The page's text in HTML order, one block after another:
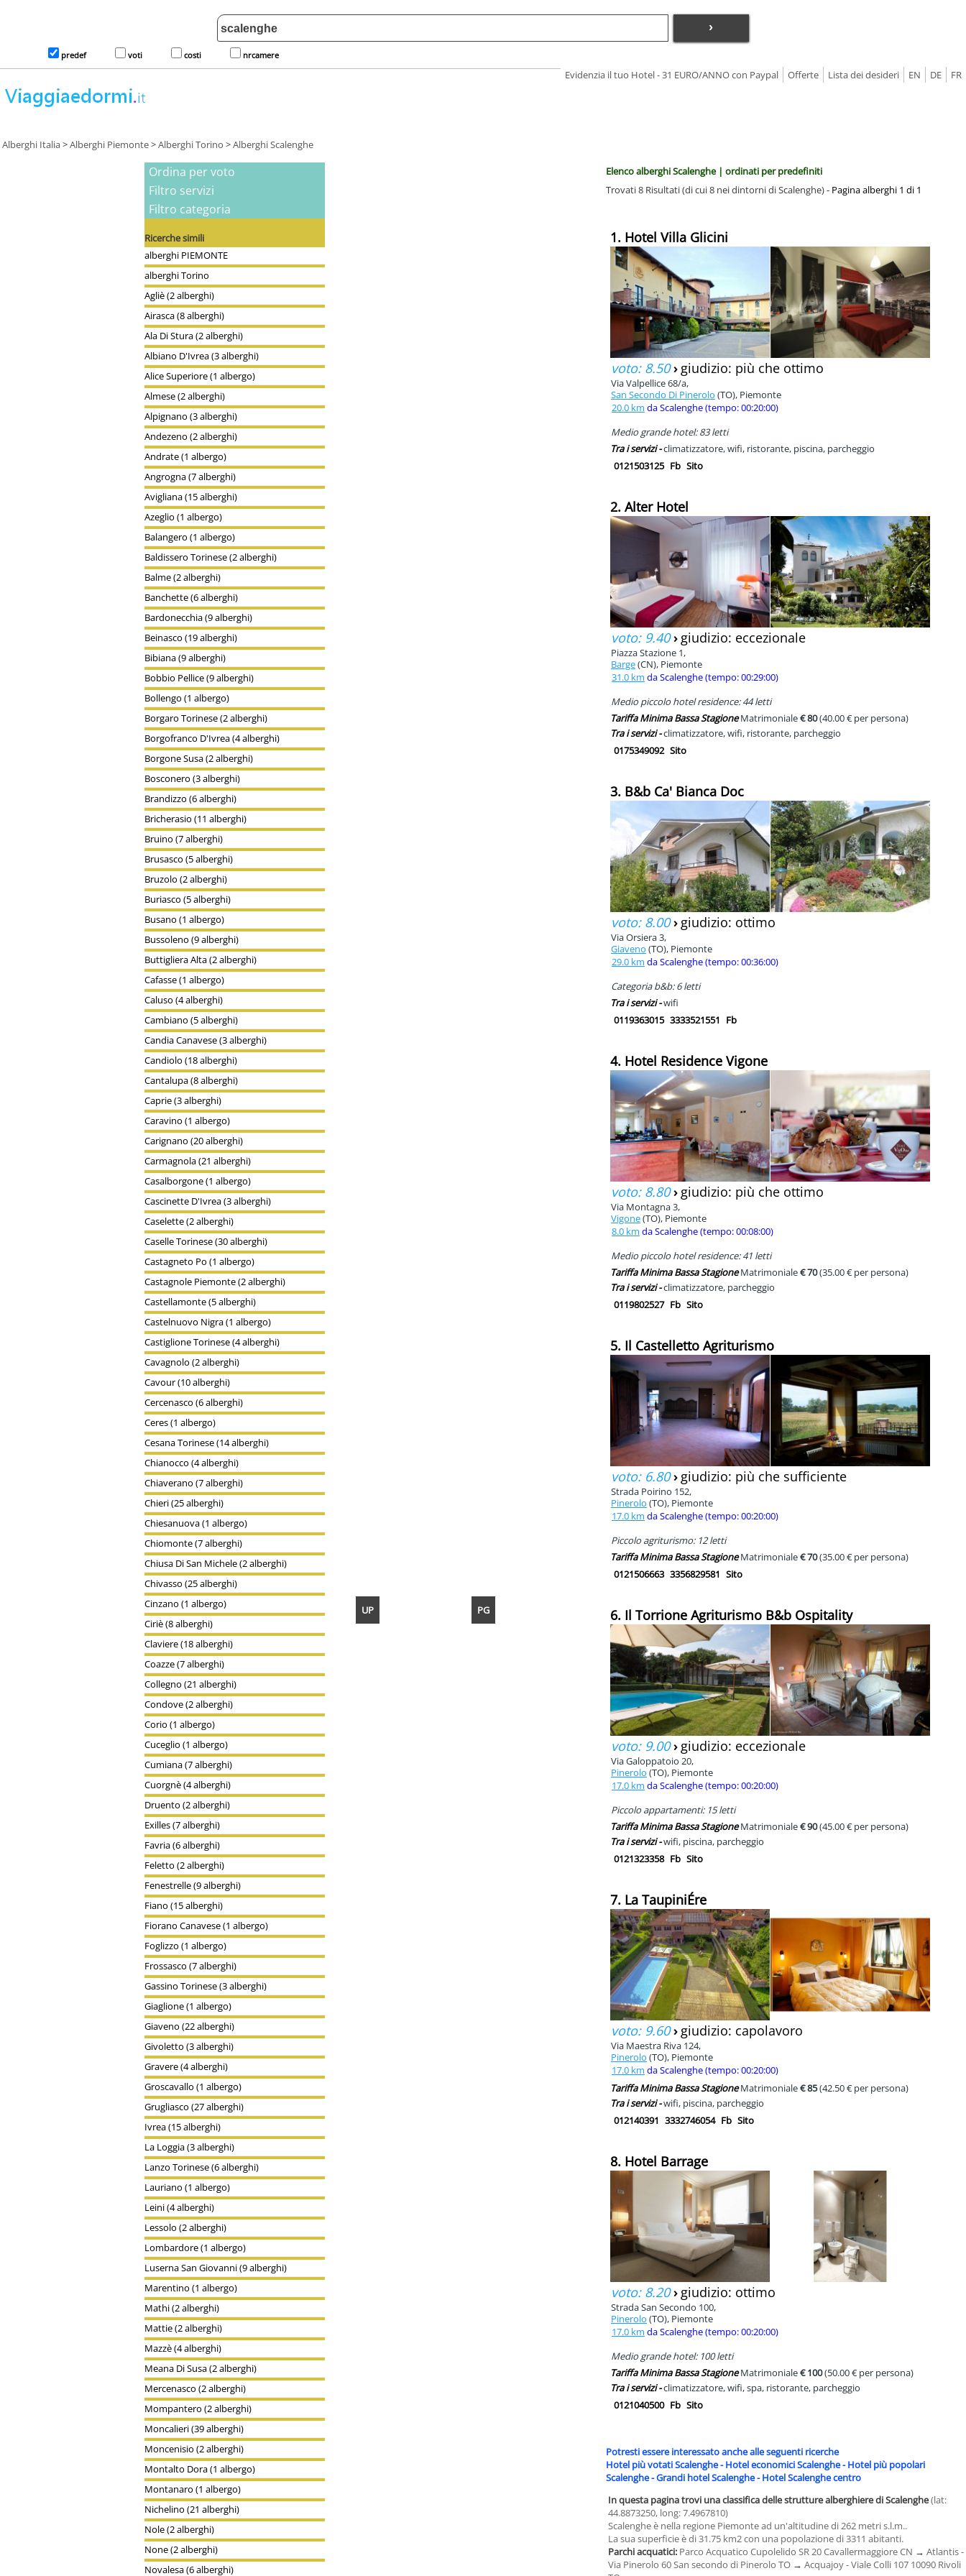
›
predef voti costi nrcamere
FR
DE
EN
Lista dei desideri
Offerte
Evidenzia il tuo Hotel - 31 EURO/ANNO con Paypal
UP PG
Alberghi Italia>Alberghi Piemonte>Alberghi Torino >Alberghi Scalenghe
Elenco alberghi Scalenghe | ordinati per predefiniti
Trovati 8 Risultati (di cui 8 nei dintorni di Scalenghe) - Pagina alberghi 1 di 1
1. Hotel Villa Glicini
voto: 8.50› giudizio: più che ottimo
Via Valpellice 68/a,
San Secondo Di Pinerolo (TO), Piemonte
20.0 km da Scalenghe (tempo: 00:20:00)
Medio grande hotel: 83 letti
Tra i servizi -climatizzatore, wifi, ristorante, piscina, parcheggio
0121503125 Fb Sito
2. Alter Hotel
voto: 9.40› giudizio: eccezionale
Piazza Stazione 1,
Barge(CN), Piemonte
31.0 km da Scalenghe (tempo: 00:29:00)
Medio piccolo hotel residence: 44 letti
Tariffa Minima Bassa StagioneMatrimoniale€ 80(40.00 € per persona)
Tra i servizi -climatizzatore, wifi, ristorante, parcheggio
0175349092 Sito
3. B&b Ca' Bianca Doc
voto: 8.00› giudizio: ottimo
Via Orsiera 3,
Giaveno (TO), Piemonte
29.0 km da Scalenghe (tempo: 00:36:00)
Categoria b&b: 6 letti
Tra i servizi -wifi
0119363015 3333521551 Fb
4. Hotel Residence Vigone
voto: 8.80› giudizio: più che ottimo
Via Montagna 3,
Vigone(TO), Piemonte
8.0 km da Scalenghe (tempo: 00:08:00)
Medio piccolo hotel residence: 41 letti
Tariffa Minima Bassa StagioneMatrimoniale€ 70(35.00 € per persona)
Tra i servizi -climatizzatore, parcheggio
0119802527 Fb Sito
5. Il Castelletto Agriturismo
voto: 6.80› giudizio: più che sufficiente
Strada Poirino 152,
Pinerolo (TO), Piemonte
17.0 km da Scalenghe (tempo: 00:20:00)
Piccolo agriturismo: 12 letti
Tariffa Minima Bassa StagioneMatrimoniale€ 70(35.00 € per persona)
0121506663 3356829581 Sito
6. Il Torrione Agriturismo B&b Ospitality
voto: 9.00› giudizio: eccezionale
Via Galoppatoio 20,
Pinerolo (TO), Piemonte
17.0 km da Scalenghe (tempo: 00:20:00)
Piccolo appartamenti: 15 letti
Tariffa Minima Bassa StagioneMatrimoniale€ 90(45.00 € per persona)
Tra i servizi -wifi, piscina, parcheggio
0121323358 Fb Sito
7. La TaupiniÉre
voto: 9.60› giudizio: capolavoro
Via Maestra Riva 124,
Pinerolo (TO), Piemonte
17.0 km da Scalenghe (tempo: 00:20:00)
Tariffa Minima Bassa StagioneMatrimoniale€ 85(42.50 € per persona)
Tra i servizi -wifi, piscina, parcheggio
012140391 3332746054 Fb Sito
8. Hotel Barrage
voto: 8.20› giudizio: ottimo
Strada San Secondo 100,
Pinerolo (TO), Piemonte
17.0 km da Scalenghe (tempo: 00:20:00)
Medio grande hotel: 100 letti
Tariffa Minima Bassa StagioneMatrimoniale€ 100(50.00 € per persona)
Tra i servizi -climatizzatore, wifi, spa, ristorante, parcheggio
0121040500 Fb Sito
Potresti essere interessato anche alle seguenti ricerche
Hotel più votati Scalenghe-Hotel economici Scalenghe-Hotel più popolari
Scalenghe-Grandi hotel Scalenghe-Hotel Scalenghe centro
In questa pagina trovi una classifica delle strutture alberghiere di Scalenghe(lat:
44.8873250, long: 7.4967810)
Scalenghe è nella regione Piemonte ad un'altitudine di 262 metri s.l.m..
La sua superficie è di 31.75 km2 con una popolazione di 3311 abitanti.
Parchi acquatici: Parco Acquatico Cupolelido SR 20 Cavallermaggiore CN → Atlantis -
Via Pinerolo 60 San secondo di Pinerolo TO → Acquajoy - Viale Colli 107 10090 Rivoli
Ordina per voto
Filtro servizi
Filtro categoria
Ricerche simili
alberghi PIEMONTE
alberghi Torino
Agliè (2 alberghi)
Airasca (8 alberghi)
Ala Di Stura (2 alberghi)
Albiano D'Ivrea (3 alberghi)
Alice Superiore (1 albergo)
Almese (2 alberghi)
Alpignano (3 alberghi)
Andezeno (2 alberghi)
Andrate (1 albergo)
Angrogna (7 alberghi)
Avigliana (15 alberghi)
Azeglio (1 albergo)
Balangero (1 albergo)
Baldissero Torinese (2 alberghi)
Balme (2 alberghi)
Banchette (6 alberghi)
Bardonecchia (9 alberghi)
Beinasco (19 alberghi)
Bibiana (9 alberghi)
Bobbio Pellice (9 alberghi)
Bollengo (1 albergo)
Borgaro Torinese (2 alberghi)
Borgofranco D'Ivrea (4 alberghi)
Borgone Susa (2 alberghi)
Bosconero (3 alberghi)
Brandizzo (6 alberghi)
Bricherasio (11 alberghi)
Bruino (7 alberghi)
Brusasco (5 alberghi)
Bruzolo (2 alberghi)
Buriasco (5 alberghi)
Busano (1 albergo)
Bussoleno (9 alberghi)
Buttigliera Alta (2 alberghi)
Cafasse (1 albergo)
Caluso (4 alberghi)
Cambiano (5 alberghi)
Candia Canavese (3 alberghi)
Candiolo (18 alberghi)
Cantalupa (8 alberghi)
Caprie (3 alberghi)
Caravino (1 albergo)
Carignano (20 alberghi)
Carmagnola (21 alberghi)
Casalborgone (1 albergo)
Cascinette D'Ivrea (3 alberghi)
Caselette (2 alberghi)
Caselle Torinese (30 alberghi)
Castagneto Po (1 albergo)
Castagnole Piemonte (2 alberghi)
Castellamonte (5 alberghi)
Castelnuovo Nigra (1 albergo)
Castiglione Torinese (4 alberghi)
Cavagnolo (2 alberghi)
Cavour (10 alberghi)
Cercenasco (6 alberghi)
Ceres (1 albergo)
Cesana Torinese (14 alberghi)
Chianocco (4 alberghi)
Chiaverano (7 alberghi)
Chieri (25 alberghi)
Chiesanuova (1 albergo)
Chiomonte (7 alberghi)
Chiusa Di San Michele (2 alberghi)
Chivasso (25 alberghi)
Cinzano (1 albergo)
Ciriè (8 alberghi)
Claviere (18 alberghi)
Coazze (7 alberghi)
Collegno (21 alberghi)
Condove (2 alberghi)
Corio (1 albergo)
Cuceglio (1 albergo)
Cumiana (7 alberghi)
Cuorgnè (4 alberghi)
Druento (2 alberghi)
Exilles (7 alberghi)
Favria (6 alberghi)
Feletto (2 alberghi)
Fenestrelle (9 alberghi)
Fiano (15 alberghi)
Fiorano Canavese (1 albergo)
Foglizzo (1 albergo)
Frossasco (7 alberghi)
Gassino Torinese (3 alberghi)
Giaglione (1 albergo)
Giaveno (22 alberghi)
Givoletto (3 alberghi)
Gravere (4 alberghi)
Groscavallo (1 albergo)
Grugliasco (27 alberghi)
Ivrea (15 alberghi)
La Loggia (3 alberghi)
Lanzo Torinese (6 alberghi)
Lauriano (1 albergo)
Leini (4 alberghi)
Lessolo (2 alberghi)
Lombardore (1 albergo)
Luserna San Giovanni (9 alberghi)
Marentino (1 albergo)
Mathi (2 alberghi)
Mattie (2 alberghi)
Mazzè (4 alberghi)
Meana Di Susa (2 alberghi)
Mercenasco (2 alberghi)
Mompantero (2 alberghi)
Moncalieri (39 alberghi)
Moncenisio (2 alberghi)
Montalto Dora (1 albergo)
Montanaro (1 albergo)
Nichelino (21 alberghi)
Nole (2 alberghi)
None (2 alberghi)
Novalesa (6 alberghi)